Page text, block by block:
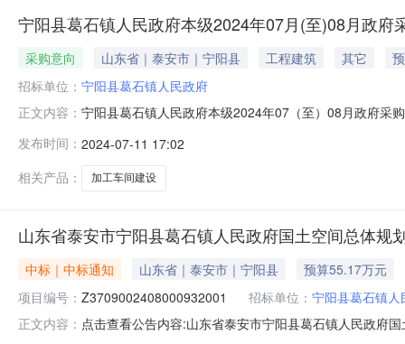
宁阳县葛石镇人民政府本级2024年07月(至)08月政府
采购意向 山东省｜泰安市｜宁阳县 工程建筑 其它
招标单位： 宁阳县葛石镇人民政府
正文内容： 宁阳县葛石镇人民政府本级2024年07（至）08月政府采
到月）备注1山东省泰安市宁阳县葛石镇人民政府加工车
安市宁阳县葛石镇人民政府加
发布时间： 2024-07-11 17:02
相关产品：
加工车间建设
山东省泰安市宁阳县葛石镇人民政府国土空间总体规
中标｜中标通知 山东省｜泰安市｜宁阳县
预算55.17万元
项目编号： Z3709002408000932001 招标单位： 宁阳县葛石镇人
正文内容： 点击查看公告内容:山东省泰安市宁阳县葛石镇人民政府